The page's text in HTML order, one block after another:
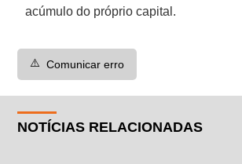
acúmulo do próprio capital.
⚠️ Comunicar erro
NOTÍCIAS RELACIONADAS